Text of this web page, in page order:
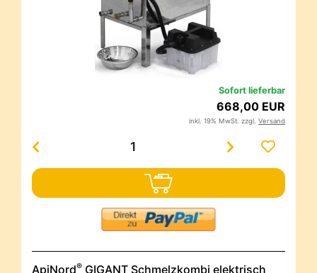
Sofort lieferbar
668,00 EUR
inkl. 19% MwSt. zzgl. Versand
ApiNord® GIGANT Schmelzkombi elektrisch